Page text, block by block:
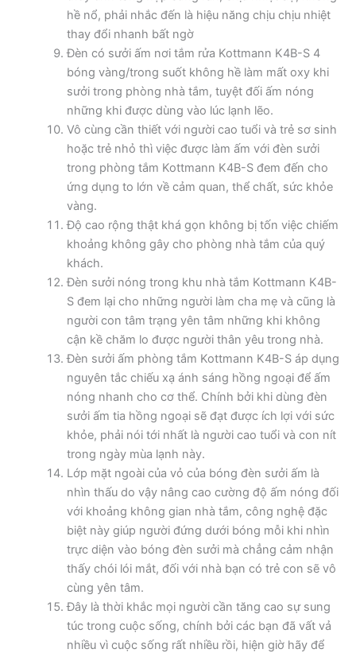
hề nổ, phải nhắc đến là hiệu năng chịu chịu nhiệt
thay đổi nhanh bất ngờ
Đèn có sưởi ấm nơi tắm rửa Kottmann K4B-S 4
bóng vàng/trong suốt không hề làm mất oxy khi
sưởi trong phòng nhà tắm, tuyệt đối ấm nóng
những khi được dùng vào lúc lạnh lẽo.
Vô cùng cần thiết với người cao tuổi và trẻ sơ sinh
hoặc trẻ nhỏ thì việc được làm ấm với đèn sưởi
trong phòng tắm Kottmann K4B-S đem đến cho
ứng dụng to lớn về cảm quan, thể chất, sức khỏe
vàng.
Độ cao rộng thật khá gọn không bị tốn việc chiếm
khoảng không gây cho phòng nhà tắm của quý
khách.
Đèn sưởi nóng trong khu nhà tắm Kottmann K4B-
S đem lại cho những người làm cha mẹ và cũng là
người con tâm trạng yên tâm những khi không
cận kề chăm lo được người thân yêu trong nhà.
Đèn sưởi ấm phòng tắm Kottmann K4B-S áp dụng
nguyên tắc chiếu xạ ánh sáng hồng ngoại để ấm
nóng nhanh cho cơ thể. Chính bởi khi dùng đèn
sưởi ấm tia hồng ngoại sẽ đạt được ích lợi với sức
khỏe, phải nói tới nhất là người cao tuổi và con nít
trong ngày mùa lạnh này.
Lớp mặt ngoài của vỏ của bóng đèn sưởi ấm là
nhìn thấu do vậy nâng cao cường độ ấm nóng đối
với khoảng không gian nhà tắm, công nghệ đặc
biệt này giúp người đứng dưới bóng mỗi khi nhìn
trực diện vào bóng đèn sưởi mà chẳng cảm nhận
thấy chói lói mắt, đối với nhà bạn có trẻ con sẽ vô
cùng yên tâm.
Đây là thời khắc mọi người cần tăng cao sự sung
túc trong cuộc sống, chính bởi các bạn đã vất vả
nhiều vì cuộc sống rất nhiều rồi, hiện giờ hãy để